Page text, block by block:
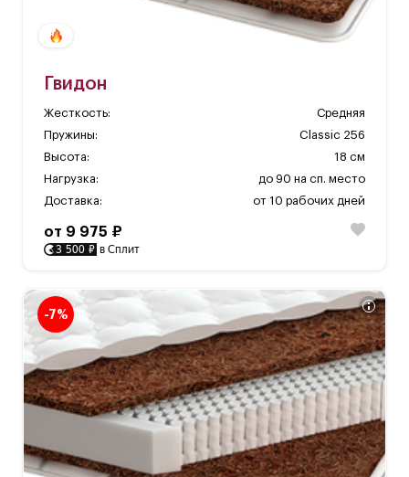
Гвидон
Жесткость:
Средняя
Пружины:
Classic 256
Высота:
18 см
Нагрузка:
до 90 на сп. место
Доставка:
от 10 рабочих дней
от 9 975 ₽
3 500 ₽ в Сплит
-7%